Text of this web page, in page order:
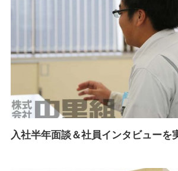
入社半年面談＆社員インタビューを